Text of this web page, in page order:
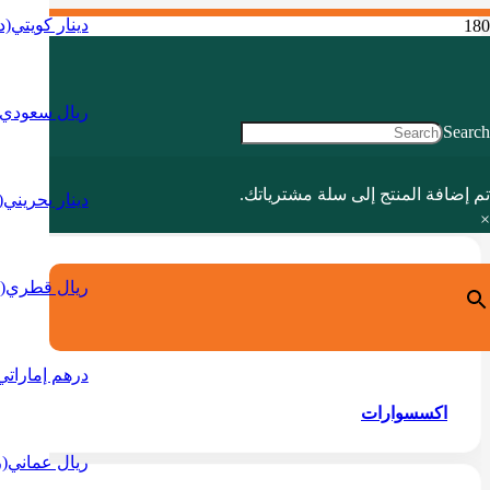
Search
×
دينار كويتي
ريال
دينار بحريني
ريال قطري
درهم
ريال عماني
تم إضافة المنتج إلى سلة مشترياتك.التخفيضات
اكسسوارات